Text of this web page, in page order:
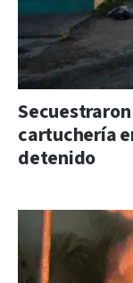
cartuchería
detenido